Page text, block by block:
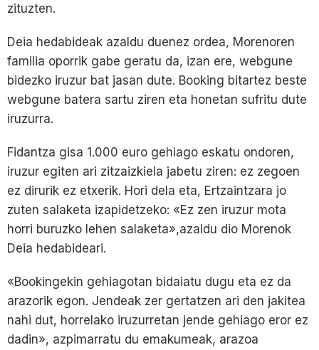
zituzten.
Deia hedabideak azaldu duenez ordea, Morenoren
familia oporrik gabe geratu da, izan ere, webgune
bidezko iruzur bat jasan dute. Booking bitartez beste
webgune batera sartu ziren eta honetan sufritu dute
iruzurra.
Fidantza gisa 1.000 euro gehiago eskatu ondoren,
iruzur egiten ari zitzaizkiela jabetu ziren: ez zegoen
ez dirurik ez etxerik. Hori dela eta, Ertzaintzara jo
zuten salaketa izapidetzeko: «Ez zen iruzur mota
horri buruzko lehen salaketa»,azaldu dio Morenok
Deia hedabideari.
«Bookingekin gehiagotan bidaiatu dugu eta ez da
arazorik egon. Jendeak zer gertatzen ari den jakitea
nahi dut, horrelako iruzurretan jende gehiago eror ez
dadin», azpimarratu du emakumeak, arazoa